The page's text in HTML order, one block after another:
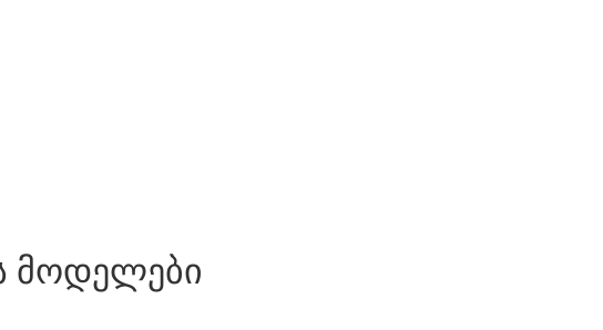
მოდელები